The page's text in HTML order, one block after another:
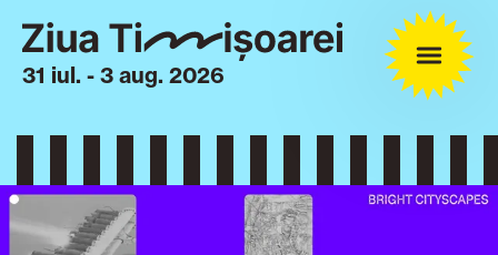
31 iul. - 3 aug. 2026